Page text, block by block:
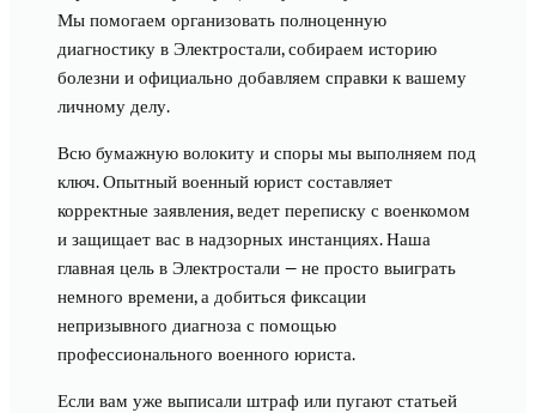
Мы помогаем организовать полноценную
диагностику в Электростали, собираем историю
болезни и официально добавляем справки к вашему
личному делу.
Всю бумажную волокиту и споры мы выполняем под
ключ. Опытный военный юрист составляет
корректные заявления, ведет переписку с военкомом
и защищает вас в надзорных инстанциях. Наша
главная цель в Электростали — не просто выиграть
немного времени, а добиться фиксации
непризывного диагноза с помощью
профессионального военного юриста.
Если вам уже выписали штраф или пугают статьей